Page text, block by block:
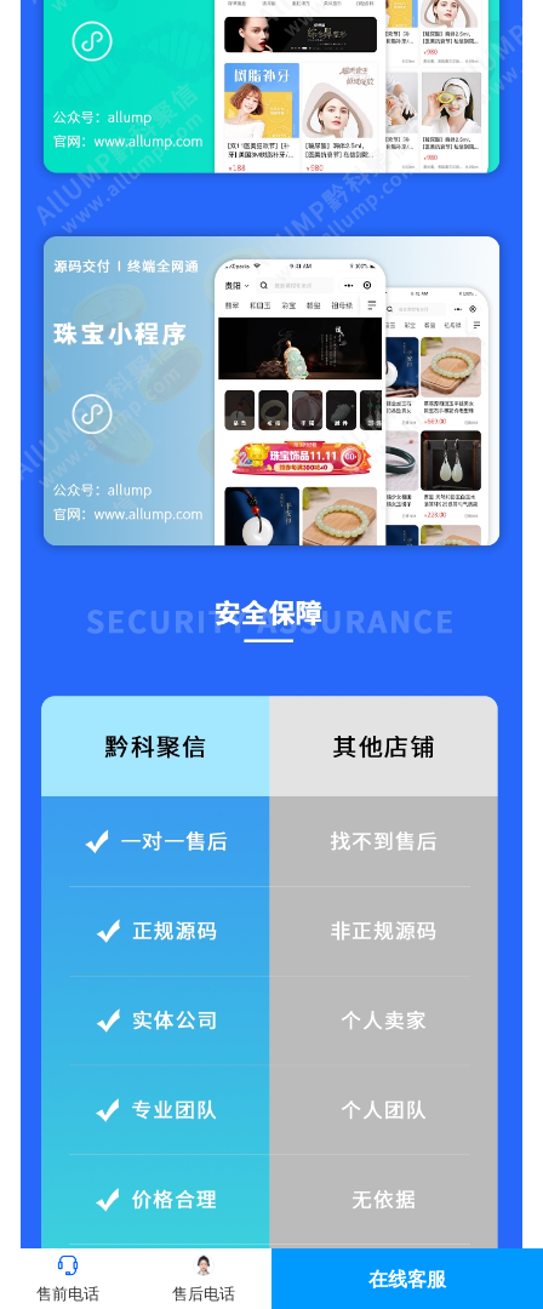
售前电话 售后电话
在线客服